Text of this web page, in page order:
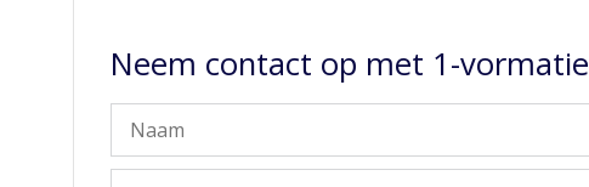
Neem contact op met 1-vormatie